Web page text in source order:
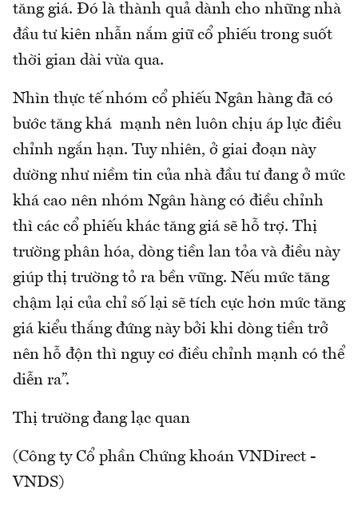
tăng giá. Đó là thành quả dành cho những nhà
đầu tư kiên nhẫn nắm giữ cổ phiếu trong suốt
thời gian dài vừa qua.
Nhìn thực tế nhóm cổ phiếu Ngân hàng đã có
bước tăng khá mạnh nên luôn chịu áp lực điều
chỉnh ngắn hạn. Tuy nhiên, ở giai đoạn này
dường như niềm tin của nhà đầu tư đang ở mức
khá cao nên nhóm Ngân hàng có điều chỉnh
thì các cổ phiếu khác tăng giá sẽ hỗ trợ. Thị
trường phân hóa, dòng tiền lan tỏa và điều này
giúp thị trường tỏ ra bền vững. Nếu mức tăng
chậm lại của chỉ số lại sẽ tích cực hơn mức tăng
giá kiểu thắng đứng này bởi khi dòng tiền trở
nên hỗ độn thì nguy cơ điều chỉnh mạnh có thể
diễn ra”.
Thị trường đang lạc quan
(Công ty Cổ phần Chứng khoán VNDirect -
VNDS)